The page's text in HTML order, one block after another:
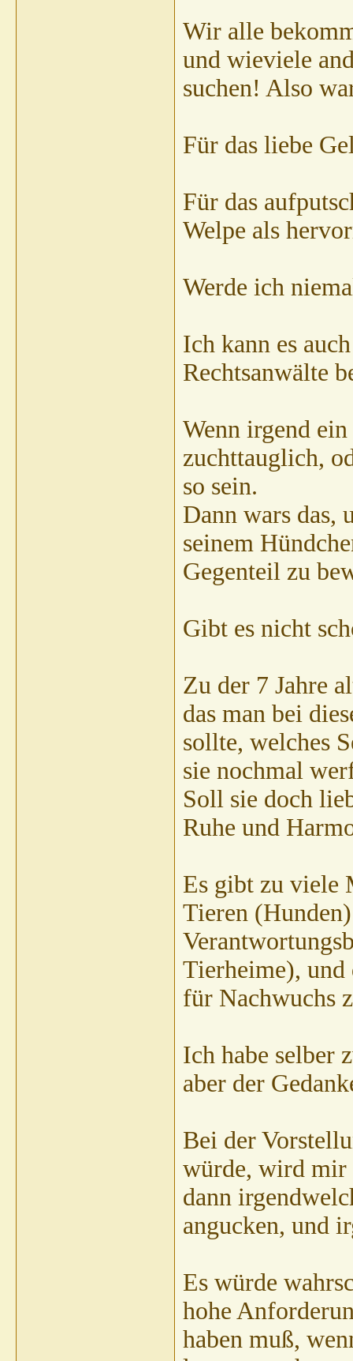
Wir alle
und wieviele
suchen! Also
Für das liebe
Für das
Welpe als
Werde ich
Ich kann es
Rechtsanwälte
Wenn irgend
zuchttauglich,
so sein.
Dann wars das,
seinem
Gegenteil zu
Gibt es nicht
Zu der 7 Jahre
das man bei
sollte, welches
sie nochmal
Soll sie doch
Ruhe und
Es gibt zu viele
Tieren
Tierheime), und
für Nachwuchs
Ich habe selber
aber der
Bei der
würde, wird mir
dann
angucken, und
Es würde
hohe
haben muß,